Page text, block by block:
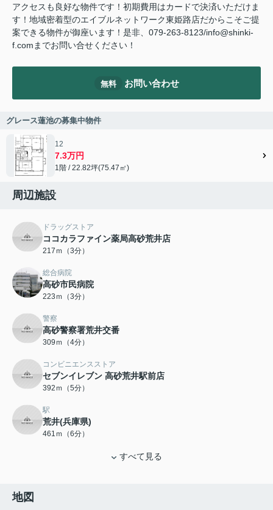
アクセスも良好な物件です！初期費用はカードで決済いただけま
す！地域密着型のエイブルネットワーク東姫路店だからこそご提
案できる物件が御座います！是非、079-263-8123/info@shinki-
f.comまでお問い合せください！
無料 お問い合わせ
グレース蓮池の募集中物件
12
7.3万円
1階 / 22.82坪(75.47㎡)
周辺施設
ドラッグストア
ココカラファイン薬局高砂荒井店
217ｍ（3分）
総合病院
高砂市民病院
223ｍ（3分）
警察
高砂警察署荒井交番
309ｍ（4分）
コンビニエンスストア
セブンイレブン 高砂荒井駅前店
392ｍ（5分）
駅
荒井(兵庫県)
461ｍ（6分）
すべて見る
地図